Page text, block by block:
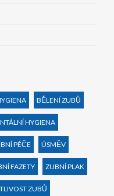
BĚLENÍ ZUBŮ
HYGIENA
PÉČE ÚSMĚV
FAZETY ZUBNÍ PLAK
ZUBŮ